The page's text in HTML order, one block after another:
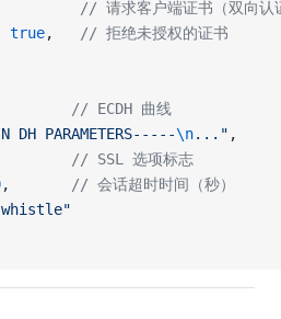
// 请求客户端证书（双向认
true, // 拒绝未授权的证书
// ECDH 曲线
DH PARAMETERS-----\n..." ,
// SSL 选项标志
,
// 会话超时时间（秒）